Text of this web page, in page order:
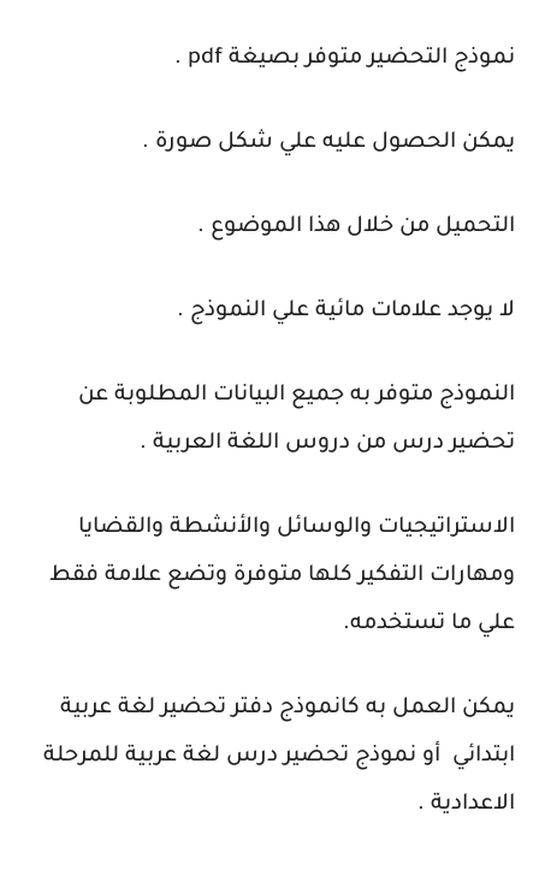
نموذج التحضير متوفر بصيغة pdf .
يمكن الحصول عليه علي شكل صورة .
التحميل من خلال هذا الموضوع .
لا يوجد علامات مائية علي النموذج .
النموذج متوفر به جميع البيانات المطلوبة عن
تحضير درس من دروس اللغة العربية .
الاستراتيجيات والوسائل والأنشطة والقضايا
ومهارات التفكير كلها متوفرة وتضع علامة فقط
علي ما تستخدمه.
يمكن العمل به كانموذج دفتر تحضير لغة عربية
ابتدائي أو نموذج تحضير درس لغة عربية للمرحلة
الاعدادية .